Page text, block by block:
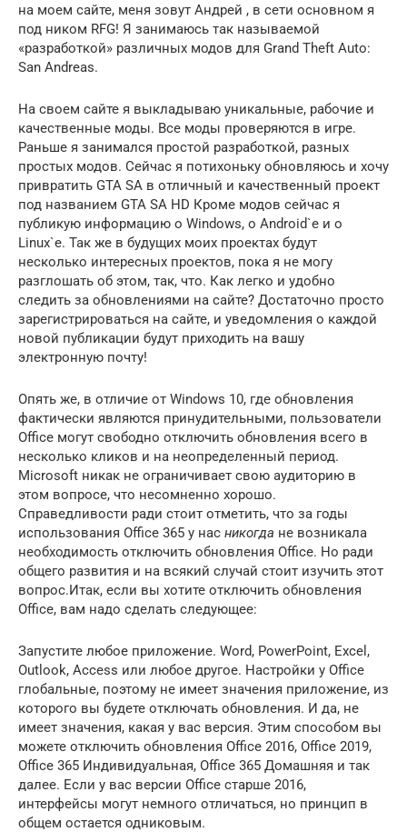
на моем сайте, меня зовут Андрей , в сети основном я
под ником RFG! Я занимаюсь так называемой
«разработкой» различных модов для Grand Theft Auto:
San Andreas.
На своем сайте я выкладываю уникальные, рабочие и
качественные моды. Все моды проверяются в игре.
Раньше я занимался простой разработкой, разных
простых модов. Сейчас я потихоньку обновляюсь и хочу
привратить GTA SA в отличный и качественный проект
под названием GTA SA HD Кроме модов сейчас я
публикую информацию о Windows, о Android`e и о
Linux`e. Так же в будущих моих проектах будут
несколько интересных проектов, пока я не могу
разглошать об этом, так, что. Как легко и удобно
следить за обновлениями на сайте? Достаточно просто
зарегистрироваться на сайте, и уведомления о каждой
новой публикации будут приходить на вашу
электронную почту!
Опять же, в отличие от Windows 10, где обновления
фактически являются принудительными, пользователи
Office могут свободно отключить обновления всего в
несколько кликов и на неопределенный период.
Microsoft никак не ограничивает свою аудиторию в
этом вопросе, что несомненно хорошо.
Справедливости ради стоит отметить, что за годы
использования Office 365 у нас никогда не возникала
необходимость отключить обновления Office. Но ради
общего развития и на всякий случай стоит изучить этот
вопрос.Итак, если вы хотите отключить обновления
Office, вам надо сделать следующее:
Запустите любое приложение. Word, PowerPoint, Excel,
Outlook, Access или любое другое. Настройки у Office
глобальные, поэтому не имеет значения приложение, из
которого вы будете отключать обновления. И да, не
имеет значения, какая у вас версия. Этим способом вы
можете отключить обновления Office 2016, Office 2019,
Office 365 Индивидуальная, Office 365 Домашняя и так
далее. Если у вас версии Office старше 2016,
интерфейсы могут немного отличаться, но принцип в
общем остается одниковым.